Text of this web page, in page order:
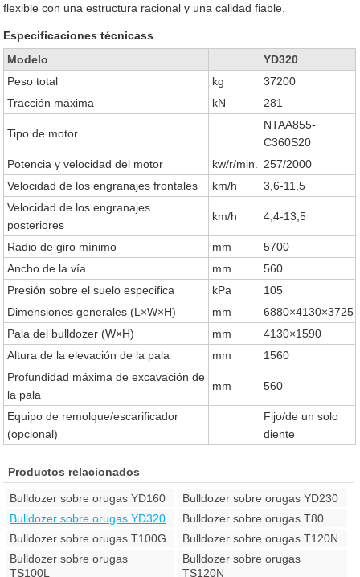
flexible con una estructura racional y una calidad fiable.
Especificaciones técnicass
Modelo
YD320
Peso total
kg
37200
Tracción máxima
kN 281
Tipo de motor
NTAA855-
C360S20
Potencia y velocidad del motor
kw/r/min.
257/2000
Velocidad de los engranajes frontales
km/h
3,6-11,5
Velocidad de los engranajes
posteriores
km/h 4,4-13,5
Radio de giro mínimo mm
5700
Ancho de la vía
mm
560
Presión sobre el suelo especifica
kPa
105
Dimensiones generales (L×W×H)
mm
6880×4130×3725
Pala del bulldozer (W×H)
mm
4130×1590
Altura de la elevación de la pala
mm
1560
Profundidad máxima de excavación de
la pala
mm 560
Equipo de remolque/escarificador
(opcional)
Fijo/de un solo
diente
Productos relacionados
Bulldozer sobre orugas YD160
Bulldozer sobre orugas YD230
Bulldozer sobre orugas YD320
Bulldozer sobre orugas T80
Bulldozer sobre orugas T100G
Bulldozer sobre orugas T120N
Bulldozer sobre orugas
TS100L
Bulldozer sobre orugas
TS120N